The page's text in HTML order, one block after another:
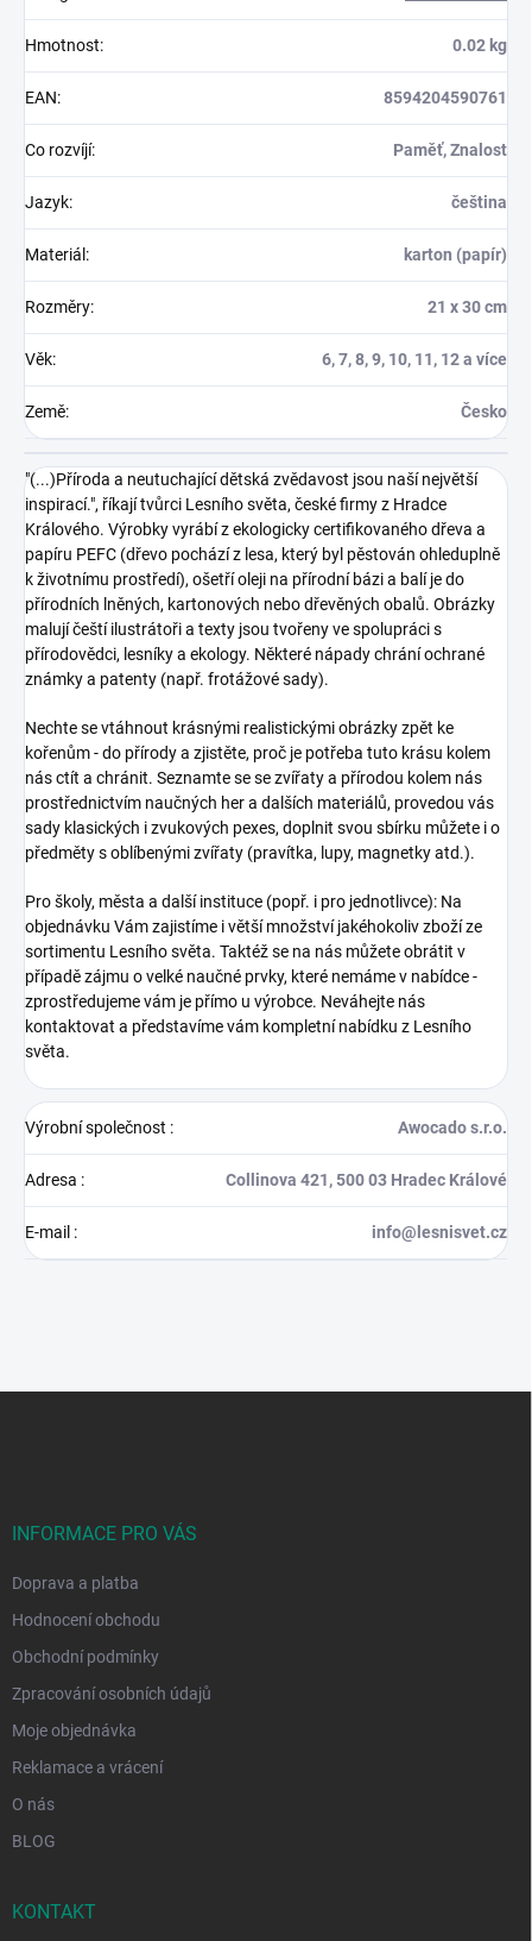
Hmotnost: 0.02 kg
EAN: 8594204590761
Co rozvíjí: Paměť, Znalost
Jazyk: čeština
Materiál : karton (papír)
Rozměry: 21 x 30 cm
Věk: 6, 7, 8, 9, 10, 11, 12 a více
Země: Česko
"(...)Příroda a neutuchající dětská zvědavost jsou naší největší
inspirací.", říkají tvůrci Lesního světa, české firmy z Hradce
Králového. Výrobky vyrábí z ekologicky certifikovaného dřeva a
papíru PEFC (dřevo pochází z lesa, který byl pěstován ohleduplně
k životnímu prostředí), ošetří oleji na přírodní bázi a balí je do
přírodních lněných, kartonových nebo dřevěných obalů. Obrázky
malují čeští ilustrátoři a texty jsou tvořeny ve spolupráci s
přírodovědci, lesníky a ekology. Některé nápady chrání ochrané
známky a patenty (např. frotážové sady).
Nechte se vtáhnout krásnými realistickými obrázky zpět ke
kořenům - do přírody a zjistěte, proč je potřeba tuto krásu kolem
nás ctít a chránit. Seznamte se se zvířaty a přírodou kolem nás
prostřednictvím naučných her a dalších materiálů, provedou vás
sady klasických i zvukových pexes, doplnit svou sbírku můžete i o
předměty s oblíbenými zvířaty (pravítka, lupy, magnetky atd.).
Pro školy, města a další instituce (popř. i pro jednotlivce): Na
objednávku Vám zajistíme i větší množství jakéhokoliv zboží ze
sortimentu Lesního světa. Taktéž se na nás můžete obrátit v
případě zájmu o velké naučné prvky, které nemáme v nabídce -
zprostředujeme vám je přímo u výrobce. Neváhejte nás
kontaktovat a představíme vám kompletní nabídku z Lesního
světa.
Výrobní společnost : Awocado s.r.o.
Adresa : Collinova 421, 500 03 Hradec Králové
E-mail : info@lesnisvet.cz
INFORMACE PRO VÁS
Doprava a platba
Hodnocení obchodu
Obchodní podmínky
Zpracování osobních údajů
Moje objednávka
Reklamace a vrácení
O nás
BLOG
KONTAKT